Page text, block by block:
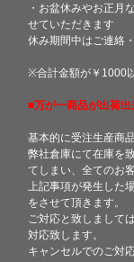
・お盆休みやお正月
せていただきます
休み期間中はご連絡
※合計金額が￥1000
■万が一商品が出荷
基本的に受注生産商
弊社倉庫にて在庫を
てしまい、全てのお
上記事項が発生した
をさせて頂きます。
ご対応と致しまして
対応致します。
キャンセルでのご対